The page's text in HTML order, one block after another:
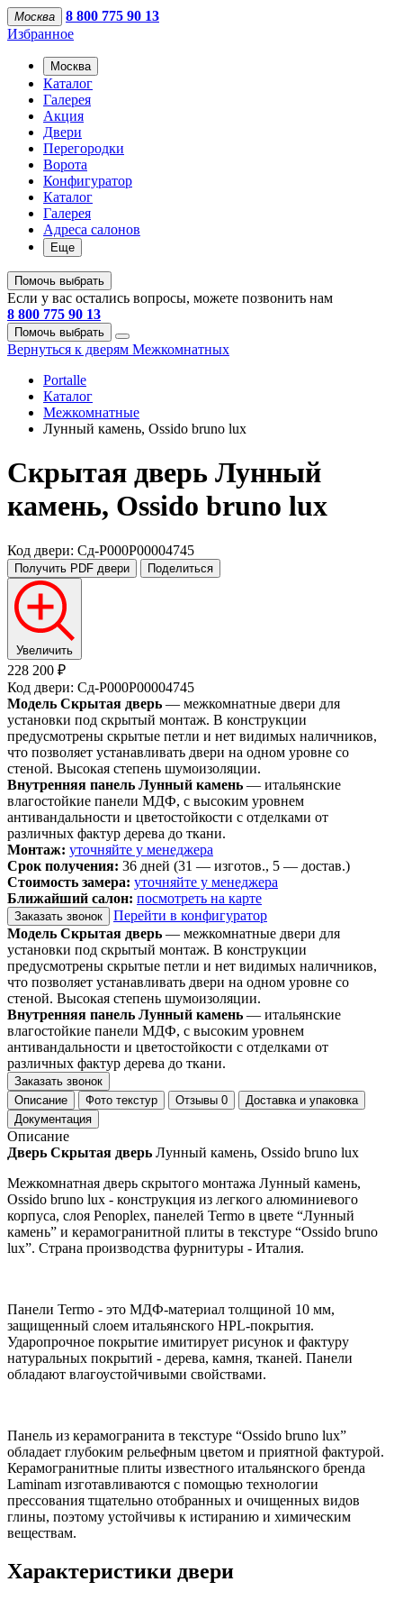
Москва
8 800 775 90 13
Избранное
Москва
Каталог
Галерея
Акция
Двери
Перегородки
Ворота
Конфигуратор
Каталог
Галерея
Адреса салонов
Еще
Помочь выбрать
Если у вас остались вопросы, можете позвонить нам
8 800 775 90 13
Помочь выбрать
Вернуться к дверям Межкомнатных
Portalle
Каталог
Межкомнатные
Лунный камень, Ossido bruno lux
Скрытая дверь Лунный
камень, Ossido bruno lux
Код двери: Сд-P000P00004745
Получить PDF двери Поделиться
Увеличить
228 200 ₽
Код двери: Сд-P000P00004745
Модель Скрытая дверь — межкомнатные двери для
установки под скрытый монтаж. В конструкции
предусмотрены скрытые петли и нет видимых наличников,
что позволяет устанавливать двери на одном уровне со
стеной. Высокая степень шумоизоляции.
Внутренняя панель Лунный камень — итальянские
влагостойкие панели МДФ, с высоким уровнем
антивандальности и цветостойкости с отделками от
различных фактур дерева до ткани.
Монтаж: уточняйте у менеджера
Срок получения: 36 дней (31 — изготов., 5 — достав.)
Стоимость замера: уточняйте у менеджера
Ближайший салон: посмотреть на карте
Заказать звонок
Перейти в конфигуратор
Модель Скрытая дверь — межкомнатные двери для
установки под скрытый монтаж. В конструкции
предусмотрены скрытые петли и нет видимых наличников,
что позволяет устанавливать двери на одном уровне со
стеной. Высокая степень шумоизоляции.
Внутренняя панель Лунный камень — итальянские
влагостойкие панели МДФ, с высоким уровнем
антивандальности и цветостойкости с отделками от
различных фактур дерева до ткани.
Заказать звонок
Описание
Фото текстур Отзывы 0
Доставка и упаковка
Документация
Описание
Дверь Скрытая дверь Лунный камень, Ossido bruno lux
Межкомнатная дверь скрытого монтажа Лунный камень,
Ossido bruno lux - конструкция из легкого алюминиевого
корпуса, слоя Penoplex, панелей Termo в цвете “Лунный
камень” и керамогранитной плиты в текстуре “Ossido bruno
lux”. Страна производства фурнитуры - Италия.
Панели Termo - это МДФ-материал толщиной 10 мм,
защищенный слоем итальянского HPL-покрытия.
Ударопрочное покрытие имитирует рисунок и фактуру
натуральных покрытий - дерева, камня, тканей. Панели
обладают влагоустойчивыми свойствами.
Панель из керамогранита в текстуре “Ossido bruno lux”
обладает глубоким рельефным цветом и приятной фактурой.
Керамогранитные плиты известного итальянского бренда
Laminam изготавливаются с помощью технологии
прессования тщательно отобранных и очищенных видов
глины, поэтому устойчивы к истиранию и химическим
веществам.
Характеристики двери